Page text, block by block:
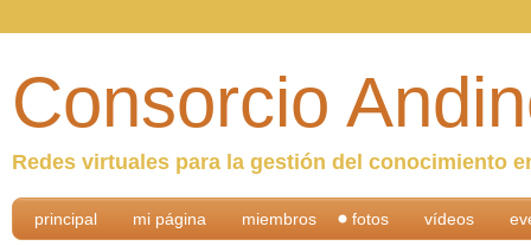
Consorcio
Redes virtuales para la gestión del conocimiento
principal mi página miembros fotos vídeos